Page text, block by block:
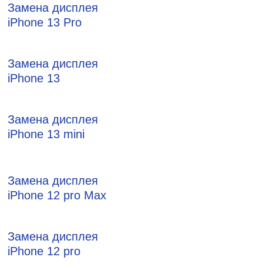
Замена дисплея
iPhone 13 Pro
Замена дисплея
iPhone 13
Замена дисплея
iPhone 13 mini
Замена дисплея
iPhone 12 pro Max
Замена дисплея
iPhone 12 pro